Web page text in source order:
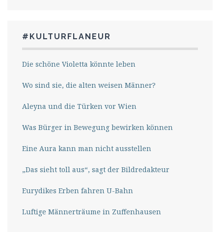
#KULTURFLANEUR
Die schöne Violetta könnte leben
Wo sind sie, die alten weisen Männer?
Aleyna und die Türken vor Wien
Was Bürger in Bewegung bewirken können
Eine Aura kann man nicht ausstellen
„Das sieht toll aus“, sagt der Bildredakteur
Eurydikes Erben fahren U-Bahn
Luftige Männerträume in Zuffenhausen